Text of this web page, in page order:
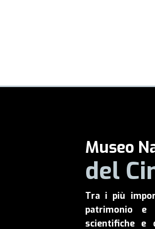
Museo
del
Tra i più
patrimonio
scientifiche e